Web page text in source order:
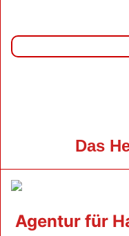
Das
Agentur für